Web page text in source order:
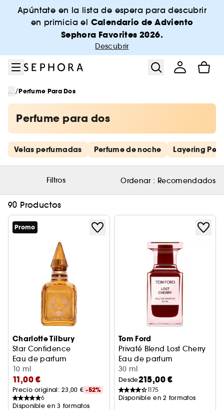
Ir al menú
Ir al contenido principal
Ir al pie de página
Apúntate en la lista de espera para descubrir
en primicia el Calendario de Adviento
Sephora Favorites 2026.
Descubrir
... /Perfume Para Dos
Perfume para dos
Saltar los enlaces rápidos
Velas perfumadas Perfume de noche Layering
Filtros Ordenar : Recomendados
90 Productos
Promo
Charlotte Tilbury
Star Confidence
Eau de parfum
10 ml
11,00 €
Precio original: 23,00 € -52%
6
Disponible en 3 formatos
Tom Ford
Privaté Blend Lost Cherry
Eau de parfum
30 ml
Desde215,00 €
1175
Disponible en 2 formatos